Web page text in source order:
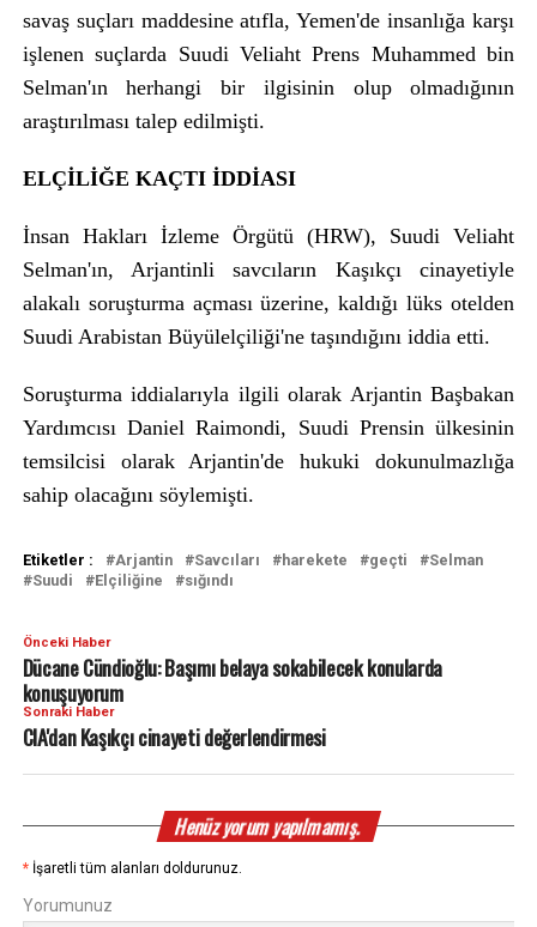
savaş suçları maddesine atıfla, Yemen'de insanlığa karşı
işlenen suçlarda Suudi Veliaht Prens Muhammed bin
Selman'ın herhangi bir ilgisinin olup olmadığının
araştırılması talep edilmişti.
ELÇİLİĞE KAÇTI İDDİASI
İnsan Hakları İzleme Örgütü (HRW), Suudi Veliaht
Selman'ın, Arjantinli savcıların Kaşıkçı cinayetiyle
alakalı soruşturma açması üzerine, kaldığı lüks otelden
Suudi Arabistan Büyülelçiliği'ne taşındığını iddia etti.
Soruşturma iddialarıyla ilgili olarak Arjantin Başbakan
Yardımcısı Daniel Raimondi, Suudi Prensin ülkesinin
temsilcisi olarak Arjantin'de hukuki dokunulmazlığa
sahip olacağını söylemişti.
Etiketler : Arjantin Savcıları harekete geçti
Selman
Suudi
Elçiliğine sığındı
Önceki Haber
Dücane Cündioğlu: Başımı belaya sokabilecek konularda
konuşuyorum
Sonraki Haber
CIA'dan Kaşıkçı cinayeti değerlendirmesi
Henüz yorum yapılmamış.
* İşaretli tüm alanları doldurunuz.
Yorumunuz